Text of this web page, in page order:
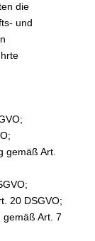
die
und
gemäß Art.
20 DSGVO;
gemäß Art. 7